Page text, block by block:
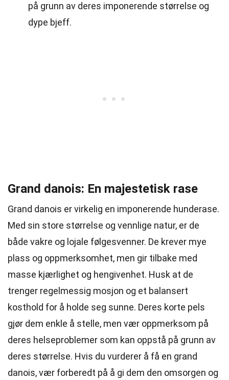
på grunn av deres imponerende størrelse og
dype bjeff.
Grand danois: En majestetisk rase
Grand danois er virkelig en imponerende hunderase.
Med sin store størrelse og vennlige natur, er de
både vakre og lojale følgesvenner. De krever mye
plass og oppmerksomhet, men gir tilbake med
masse kjærlighet og hengivenhet. Husk at de
trenger regelmessig mosjon og et balansert
kosthold for å holde seg sunne. Deres korte pels
gjør dem enkle å stelle, men vær oppmerksom på
deres helseproblemer som kan oppstå på grunn av
deres størrelse. Hvis du vurderer å få en grand
danois, vær forberedt på å gi dem den omsorgen og